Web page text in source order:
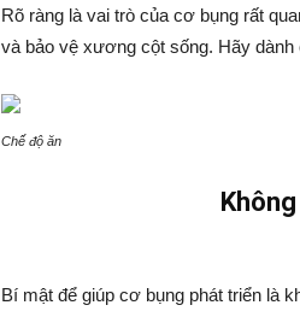
Rõ ràng là vai trò của cơ bụng rất
và bảo vệ xương cột sống. Hãy
Chế độ ăn
Bí mật để giúp cơ bụng phát triển là